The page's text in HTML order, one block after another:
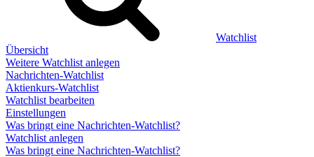
Watchlist
Übersicht
Weitere Watchlist anlegen
Nachrichten-Watchlist
Aktienkurs-Watchlist
Watchlist bearbeiten
Einstellungen
Was bringt eine Nachrichten-Watchlist?
Watchlist anlegen
Was bringt eine Nachrichten-Watchlist?